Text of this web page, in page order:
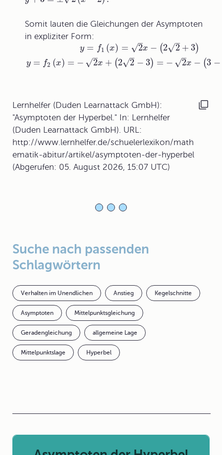
Somit lauten die Gleichungen der Asymptoten
in expliziter Form:
y = f1 (x) = 2
–
√ x − (2 2
–
√ + 3)
y = f2 (x) = − 2
–
√ x + (2 2
–
√ − 3) = − 2
–
√ x − (3 −
Lernhelfer (Duden Learnattack GmbH):
"Asymptoten der Hyperbel." In: Lernhelfer
(Duden Learnattack GmbH). URL:
http://www.lernhelfer.de/schuelerlexikon/math
ematik-abitur/artikel/asymptoten-der-hyperbel
(Abgerufen: 05. August 2026, 15:07 UTC)
Suche nach passenden
Schlagwörtern
Verhalten im Unendlichen Anstieg Kegelschnitte
Asymptoten Mittelpunktsgleichung
Geradengleichung allgemeine Lage
Mittelpunktslage Hyperbel